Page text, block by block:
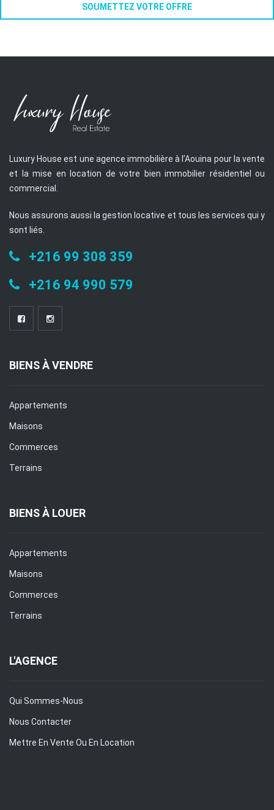
Luxury House est une agence immobilière à l’Aouina pour la vente
et la mise en location de votre bien immobilier résidentiel ou
commercial.
Nous assurons aussi la gestion locative et tous les services qui y
sont liés.
+216 99 308 359
+216 94 990 579
BIENS À VENDRE
Appartements
Maisons
Commerces
Terrains
BIENS À LOUER
Appartements
Maisons
Commerces
Terrains
L'AGENCE
Qui Sommes-Nous
Nous Contacter
Mettre En Vente Ou En Location